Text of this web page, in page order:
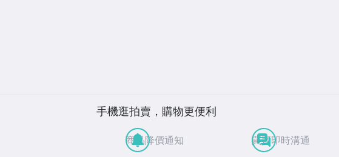
手機逛拍賣，購物更便利
商品降價通知 買賣即時溝通